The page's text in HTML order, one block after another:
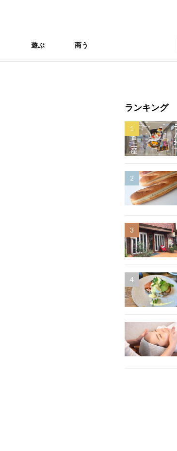
遊ぶ 商う
ランキング